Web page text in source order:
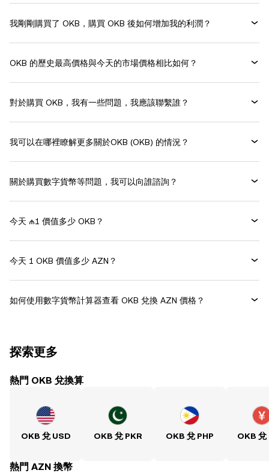
我剛剛購買了 OKB，購買 OKB 後如何增加我的利潤？
OKB 的歷史最高價格與今天的市場價格相比如何？
對於購買 OKB，我有一些問題，我應該聯繫誰？
我可以在哪裡瞭解更多關於OKB (OKB) 的情況？
關於購買數字貨幣等問題，我可以向誰諮詢？
今天 ₼1 價值多少 OKB？
今天 1 OKB 價值多少 AZN？
如何使用數字貨幣計算器查看 OKB 兌換 AZN 價格？
探索更多
熱門 OKB 兌換算
OKB 兌 USD OKB 兌 PKR OKB 兌 PHP OKB 兌
熱門 AZN 換幣